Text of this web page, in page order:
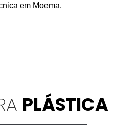
em Moema.
PLÁSTICA